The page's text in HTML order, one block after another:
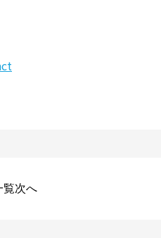
覧次へ